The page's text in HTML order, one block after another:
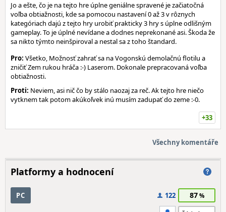
Jo a ešte, čo je na tejto hre úplne geniálne spravené je začiatočná
voľba obtiažnosti, kde sa pomocou nastavení 0 až 3 v rôznych
kategóriach dajú z tejto hry urobiť prakticky 3 hry s úplne odlišným
gameplay. To je úplné nevídane a dodnes neprekonané asi. Škoda že
sa nikto týmto neinšpiroval a nestal sa z toho štandard.
Pro: Všetko, Možnosť zahrať sa na Vogonskú demolačnú flotilu a
zničiť Zem rukou hráča :-) Laserom. Dokonale prepracovaná voľba
obtiažnosti.
Proti: Neviem, asi nič čo by stálo naozaj za reč. Ak tejto hre niečo
vytknem tak potom akúkoľvek inú musím zadupať do zeme :-0.
+33
Všechny komentáře
Platformy a hodnocení
PC 122 87